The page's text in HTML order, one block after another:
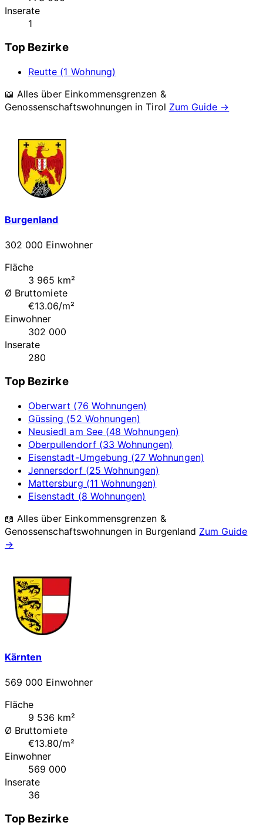
Inserate
1
Top Bezirke
Reutte (1 Wohnung)
📖 Alles über Einkommensgrenzen &
Genossenschaftswohnungen inTirol Zum Guide →
Burgenland
302 000 Einwohner
Fläche
3 965 km²
Ø Bruttomiete
€13.06/m²
Einwohner
302 000
Inserate
280
Top Bezirke
Oberwart (76 Wohnungen)
Güssing (52 Wohnungen)
Neusiedl am See (48 Wohnungen)
Oberpullendorf (33 Wohnungen)
Eisenstadt-Umgebung (27 Wohnungen)
Jennersdorf (25 Wohnungen)
Mattersburg (11 Wohnungen)
Eisenstadt (8 Wohnungen)
📖 Alles über Einkommensgrenzen &
Genossenschaftswohnungen in Burgenland Zum Guide
→
Kärnten
569 000 Einwohner
Fläche
9 536 km²
Ø Bruttomiete
€13.80/m²
Einwohner
569 000
Inserate
36
Top Bezirke